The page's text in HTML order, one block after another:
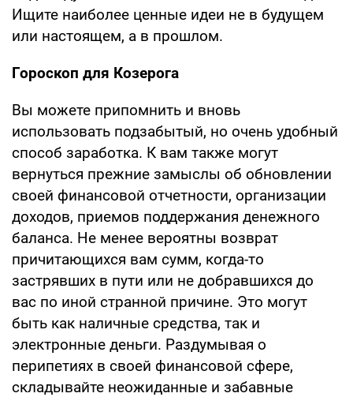
Ищите наиболее ценные идеи не в будущем
или настоящем, а в прошлом.
Гороскоп для Козерога
Вы можете припомнить и вновь
использовать подзабытый, но очень удобный
способ заработка. К вам также могут
вернуться прежние замыслы об обновлении
своей финансовой отчетности, организации
доходов, приемов поддержания денежного
баланса. Не менее вероятны возврат
причитающихся вам сумм, когда-то
застрявших в пути или не добравшихся до
вас по иной странной причине. Это могут
быть как наличные средства, так и
электронные деньги. Раздумывая о
перипетиях в своей финансовой сфере,
складывайте неожиданные и забавные